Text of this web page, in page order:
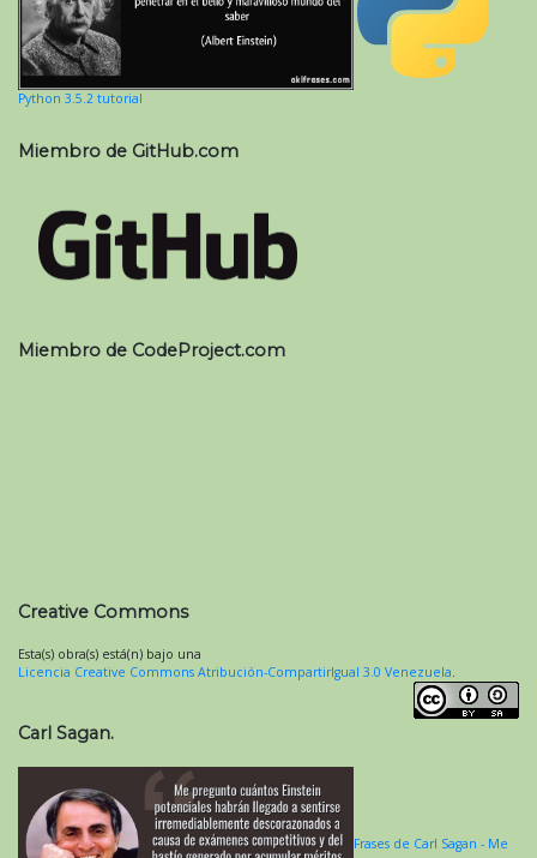
Python 3.5.2 tutorial
Miembro de GitHub.com
Miembro de CodeProject.com
Creative Commons
Esta(s) obra(s) está(n) bajo una
Licencia Creative Commons Atribución-CompartirIgual 3.0 Venezuela
Carl Sagan.
Frases de Carl Sagan - Me